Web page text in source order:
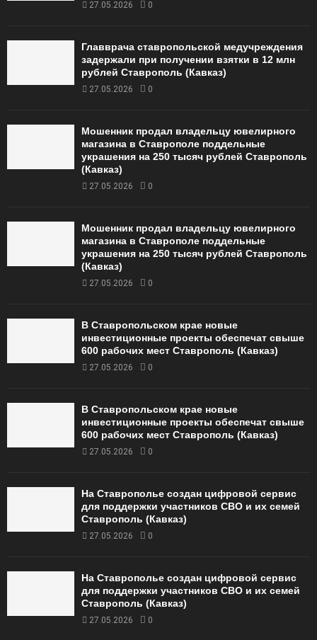
27.05.2026 0
Главврача ставропольской медучреждения
задержали при получении взятки в 12 млн
рублей Ставрополь (Кавказ)
27.05.2026 0
Мошенник продал владельцу ювелирного
магазина в Ставрополе поддельные
украшения на 250 тысяч рублей Ставрополь
(Кавказ)
27.05.2026 0
Мошенник продал владельцу ювелирного
магазина в Ставрополе поддельные
украшения на 250 тысяч рублей Ставрополь
(Кавказ)
27.05.2026 0
В Ставропольском крае новые
инвестиционные проекты обеспечат свыше
600 рабочих мест Ставрополь (Кавказ)
27.05.2026 0
В Ставропольском крае новые
инвестиционные проекты обеспечат свыше
600 рабочих мест Ставрополь (Кавказ)
27.05.2026 0
На Ставрополье создан цифровой сервис
для поддержки участников СВО и их семей
Ставрополь (Кавказ)
27.05.2026 0
На Ставрополье создан цифровой сервис
для поддержки участников СВО и их семей
Ставрополь (Кавказ)
27.05.2026 0